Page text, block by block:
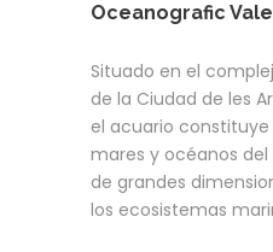
Oceanografic
Situado en el
de la Ciudad de les
el acuario
mares y océanos
de grandes
los ecosistemas